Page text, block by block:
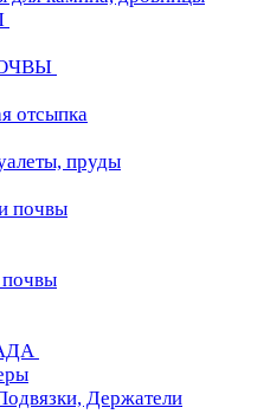
отсыпка
пруды
почвы
Держатели